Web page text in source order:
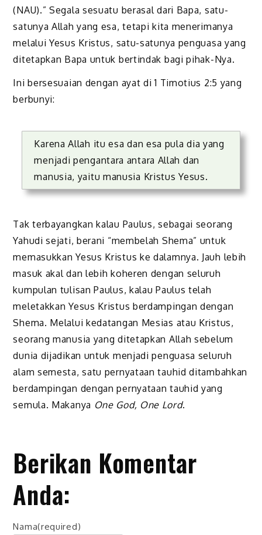
(NAU).” Segala sesuatu berasal dari Bapa, satu-
satunya Allah yang esa, tetapi kita menerimanya
melalui Yesus Kristus, satu-satunya penguasa yang
ditetapkan Bapa untuk bertindak bagi pihak-Nya.
Ini bersesuaian dengan ayat di 1 Timotius 2:5 yang
berbunyi:
Karena Allah itu esa dan esa pula dia yang
menjadi pengantara antara Allah dan
manusia, yaitu manusia Kristus Yesus.
Tak terbayangkan kalau Paulus, sebagai seorang
Yahudi sejati, berani “membelah Shema” untuk
memasukkan Yesus Kristus ke dalamnya. Jauh lebih
masuk akal dan lebih koheren dengan seluruh
kumpulan tulisan Paulus, kalau Paulus telah
meletakkan Yesus Kristus berdampingan dengan
Shema. Melalui kedatangan Mesias atau Kristus,
seorang manusia yang ditetapkan Allah sebelum
dunia dijadikan untuk menjadi penguasa seluruh
alam semesta, satu pernyataan tauhid ditambahkan
berdampingan dengan pernyataan tauhid yang
semula. Makanya One God, One Lord.
Berikan Komentar
Anda:
Nama(required)